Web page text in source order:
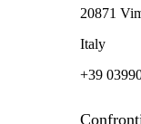
20871
Italy
+39